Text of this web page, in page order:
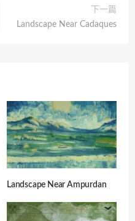
下一篇
Landscape Near Cadaques
Landscape Near Ampurdan